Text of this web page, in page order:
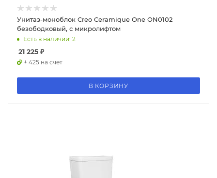
Унитаз-моноблок Creo Ceramique One ON0102
безободковый, с микролифтом
Есть в наличии: 2
21 225 ₽
+ 425 на счет
В КОРЗИНУ